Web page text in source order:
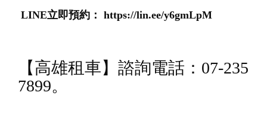
LINE立即預約： https://lin.ee/y6gmLpM
【高雄租車】諮詢電話：07-235
7899。